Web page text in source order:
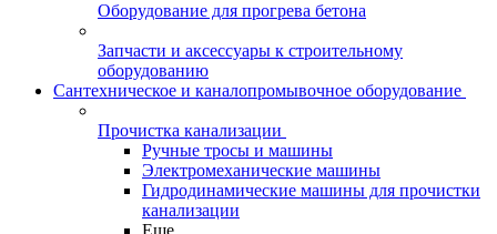
Оборудование для прогрева бетона
Запчасти и аксессуары к строительному
оборудованию
Сантехническое и каналопромывочное оборудование
Прочистка канализации
Ручные тросы и машины
Электромеханические машины
Гидродинамические машины для прочистки
канализации
Еще